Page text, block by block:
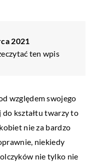
2021
ten wpis
względem swojego
do kształtu twarzy to
nie za bardzo
niekiedy
nie tylko nie